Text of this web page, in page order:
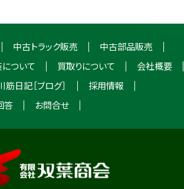
中古トラック販売
中古部品販売
について
買取りについて
会社概要
筋日記［ブログ］
採用情報
答
お問合せ